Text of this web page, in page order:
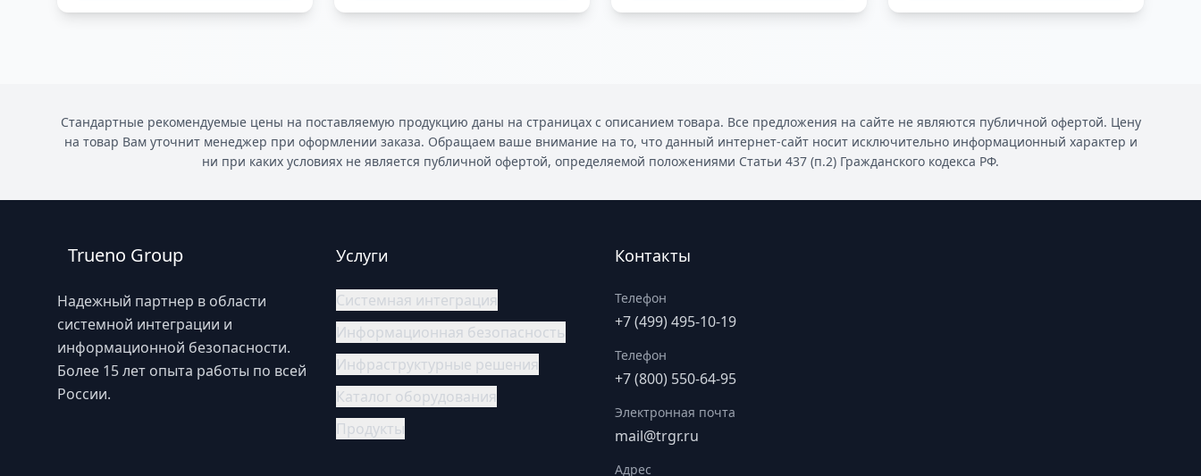
Стандартные рекомендуемые цены на поставляемую продукцию даны на страницах с описанием товара. Все предложения на сайте не являются публичной офертой. Цену
на товар Вам уточнит менеджер при оформлении заказа. Обращаем ваше внимание на то, что данный интернет-сайт носит исключительно информационный характер и
ни при каких условиях не является публичной офертой, определяемой положениями Статьи 437 (п.2) Гражданского кодекса РФ.
Trueno Group
Надежный партнер в области
системной интеграции и
информационной безопасности.
Более 15 лет опыта работы по всей
России.
Услуги
Системная интеграция
Информационная безопасность
Инфраструктурные решения
Каталог оборудования
Продукты
Контакты
Телефон
+7 (499) 495-10-19
Телефон
+7 (800) 550-64-95
Электронная почта
mail@trgr.ru
Адрес